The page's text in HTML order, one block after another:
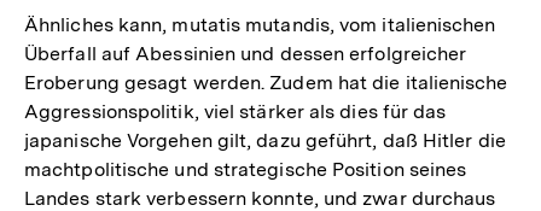
Ähnliches kann, mutatis mutandis, vom italienischen
Überfall auf Abessinien und dessen erfolgreicher
Eroberung gesagt werden. Zudem hat die italienische
Aggressionspolitik, viel stärker als dies für das
japanische Vorgehen gilt, dazu geführt, daß Hitler die
machtpolitische und strategische Position seines
Landes stark verbessern konnte, und zwar durchaus